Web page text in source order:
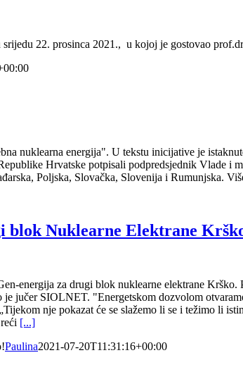
22. prosinca 2021., u kojoj je gostovao
nuklearna energija". U tekstu inicijative je
Hrvatske potpisali podpredsjednik Vlade i
Poljska, Slovačka, Slovenija i Rumunjska.
blok Nuklearne Elektrane
energija za drugi blok nuklearne elektrane
jučer SIOLNET. "Energetskom dozvolom
nje pokazat će se slažemo li se i težimo li
[...]
Paulina2021-07-20T11:31:16+00:00